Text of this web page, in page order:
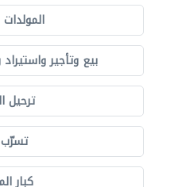
بيع وتأجير
ترحيل
تسرّب
كبار